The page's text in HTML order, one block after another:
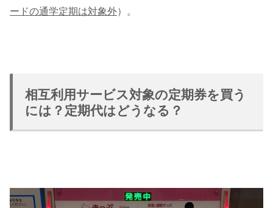
ードの通学定期は対象外）。
相互利用サービス対象の定期券を買う
には？定期代はどうなる？